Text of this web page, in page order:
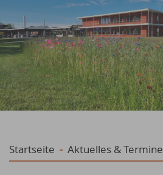
Startseite Aktuelles & Termine